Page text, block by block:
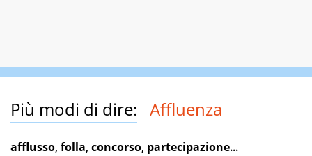
Più modi di dire: Affluenza
afflusso,folla,concorso, partecipazione...